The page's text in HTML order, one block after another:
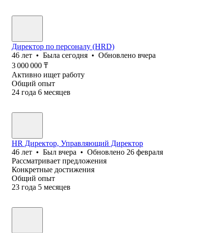
Директор по персоналу (HRD)
46 лет • Была сегодня • Обновлено вчера
3 000 000 ₸
Активно ищет работу
Общий опыт
24 года 6 месяцев
HR Директор, Управляющий Директор
46 лет • Был вчера • Обновлено 26 февраля
Рассматривает предложения
Конкретные достижения
Общий опыт
23 года 5 месяцев